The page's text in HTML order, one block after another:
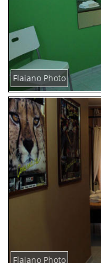
Flaiano Photo
Flaiano Photo